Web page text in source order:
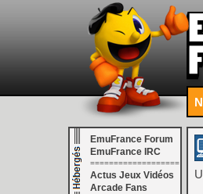
EmuFrance Forum
EmuFrance IRC
===================
Actus Jeux Vidéos
Arcade Fans